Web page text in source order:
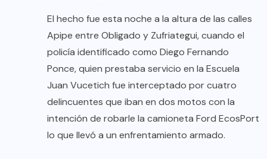
El hecho fue esta noche a la altura de las calles
Apipe entre Obligado y Zufriategui, cuando el
policía identificado como Diego Fernando
Ponce, quien prestaba servicio en la Escuela
Juan Vucetich fue interceptado por cuatro
delincuentes que iban en dos motos con la
intención de robarle la camioneta Ford EcosPort
lo que llevó a un enfrentamiento armado.